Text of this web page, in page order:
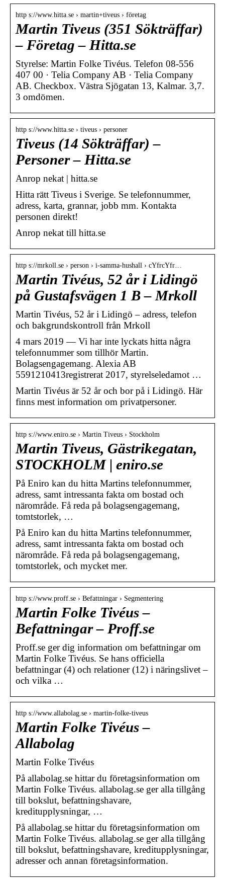
http s://www.hitta.se › martin+tiveus › företag
Martin Tiveus (351 Sökträffar)
– Företag – Hitta.se
Styrelse: Martin Folke Tivéus. Telefon 08-556
407 00 · Telia Company AB · Telia Company
AB. Checkbox. Västra Sjögatan 13, Kalmar. 3,7.
3 omdömen.
http s://www.hitta.se › tiveus › personer
Tiveus (14 Sökträffar) –
Personer – Hitta.se
Anrop nekat | hitta.se
Hitta rätt Tiveus i Sverige. Se telefonnummer,
adress, karta, grannar, jobb mm. Kontakta
personen direkt!
Anrop nekat till hitta.se
http s://mrkoll.se › person › i-samma-hushall › cYfrcYfr…
Martin Tivéus, 52 år i Lidingö
på Gustafsvägen 1 B – Mrkoll
Martin Tivéus, 52 år i Lidingö – adress, telefon
och bakgrundskontroll från Mrkoll
4 mars 2019 — Vi har inte lyckats hitta några
telefonnummer som tillhör Martin.
Bolagsengagemang. Alexia AB
5591210413registrerat 2017, styrelseledamot …
Martin Tivéus är 52 år och bor på i Lidingö. Här
finns mest information om privatpersoner.
http s://www.eniro.se › Martin Tiveus › Stockholm
Martin Tiveus, Gästrikegatan,
STOCKHOLM | eniro.se
På Eniro kan du hitta Martins telefonnummer,
adress, samt intressanta fakta om bostad och
närområde. Få reda på bolagsengagemang,
tomtstorlek, …
På Eniro kan du hitta Martins telefonnummer,
adress, samt intressanta fakta om bostad och
närområde. Få reda på bolagsengagemang,
tomtstorlek, och mycket mer.
http s://www.proff.se › Befattningar › Segmentering
Martin Folke Tivéus –
Befattningar – Proff.se
Proff.se ger dig information om befattningar om
Martin Folke Tivéus. Se hans officiella
befattningar (4) och relationer (12) i näringslivet –
och vilka …
http s://www.allabolag.se › martin-folke-tiveus
Martin Folke Tivéus –
Allabolag
Martin Folke Tivéus
På allabolag.se hittar du företagsinformation om
Martin Folke Tivéus. allabolag.se ger alla tillgång
till bokslut, befattningshavare,
kreditupplysningar, …
På allabolag.se hittar du företagsinformation om
Martin Folke Tivéus. allabolag.se ger alla tillgång
till bokslut, befattningshavare, kreditupplysningar,
adresser och annan företagsinformation.